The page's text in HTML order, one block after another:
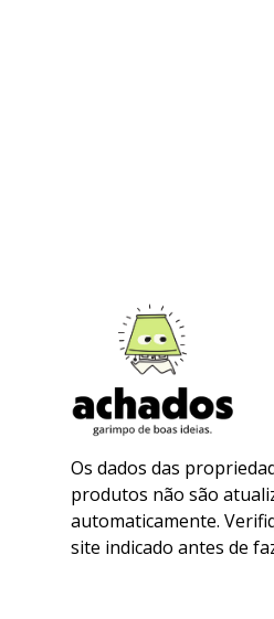
Os dados das
produtos não são
automaticamente.
site indicado antes de